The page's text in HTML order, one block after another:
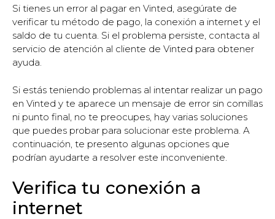
Si tienes un error al pagar en Vinted, asegúrate de
verificar tu método de pago, la conexión a internet y el
saldo de tu cuenta. Si el problema persiste, contacta al
servicio de atención al cliente de Vinted para obtener
ayuda.
Si estás teniendo problemas al intentar realizar un pago
en Vinted y te aparece un mensaje de error sin comillas
ni punto final, no te preocupes, hay varias soluciones
que puedes probar para solucionar este problema. A
continuación, te presento algunas opciones que
podrían ayudarte a resolver este inconveniente.
Verifica tu conexión a
internet